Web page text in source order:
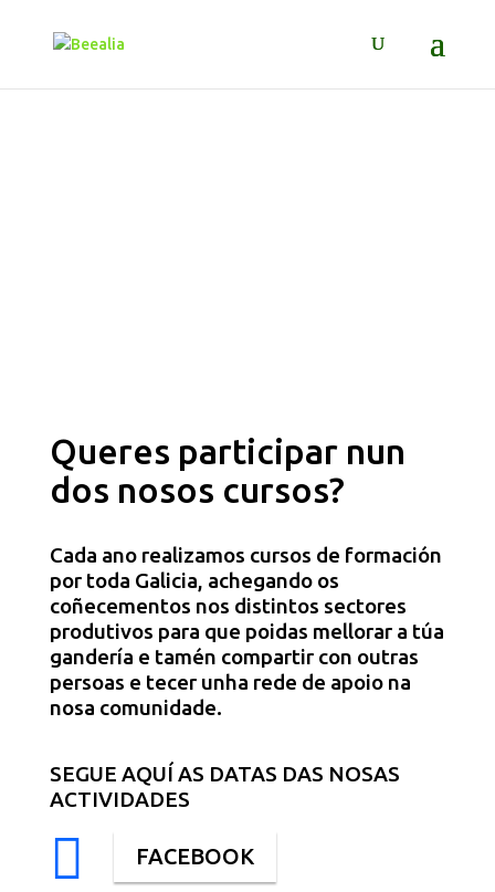
Queres participar nun
dos nosos cursos?
Cada ano realizamos cursos de formación
por toda Galicia, achegando os
coñecementos nos distintos sectores
produtivos para que poidas mellorar a túa
gandería e tamén compartir con outras
persoas e tecer unha rede de apoio na
nosa comunidade.
SEGUE AQUÍ AS DATAS DAS NOSAS
ACTIVIDADES
 FACEBOOK